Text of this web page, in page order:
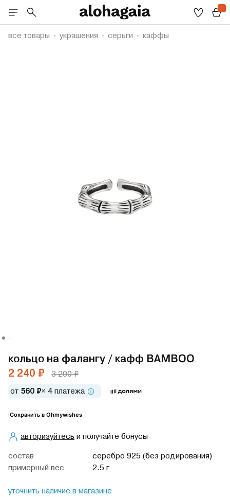
все товары украшения серьги каффы
кольцо на фалангу / кафф BAMBOO
2 240 ₽
3 200 ₽
от 560 ₽× 4 платежа
Сохранить в Ohmywishes
авторизуйтесьи получайте бонусы
cостав
серебро 925 (без родирования)
примерный вес
2.5 г
уточнить наличие в магазине